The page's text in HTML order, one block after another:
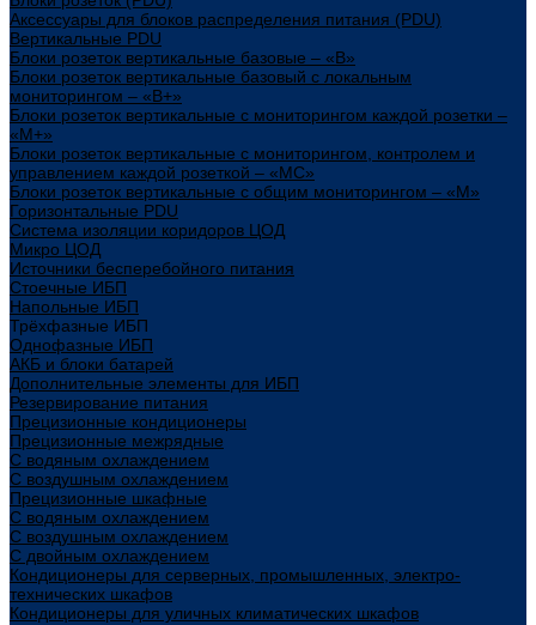
Аксессуары для блоков распределения питания (PDU)
Вертикальные PDU
Блоки розеток вертикальные базовые – «В»
Блоки розеток вертикальные базовый с локальным
мониторингом – «В+»
Блоки розеток вертикальные с мониторингом каждой розетки –
«М+»
Блоки розеток вертикальные с мониторингом, контролем и
управлением каждой розеткой – «МС»
Блоки розеток вертикальные с общим мониторингом – «М»
Горизонтальные PDU
Система изоляции коридоров ЦОД
Микро ЦОД
Источники бесперебойного питания
Стоечные ИБП
Напольные ИБП
Трёхфазные ИБП
Однофазные ИБП
АКБ и блоки батарей
Дополнительные элементы для ИБП
Резервирование питания
Прецизионные кондиционеры
Прецизионные межрядные
С водяным охлаждением
С воздушным охлаждением
Прецизионные шкафные
С водяным охлаждением
С воздушным охлаждением
С двойным охлаждением
Кондиционеры для серверных, промышленных, электро-
технических шкафов
Кондиционеры для уличных климатических шкафов